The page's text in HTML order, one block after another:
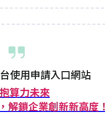
使用申請入口網站
算力未來
解鎖企業創新新高度！